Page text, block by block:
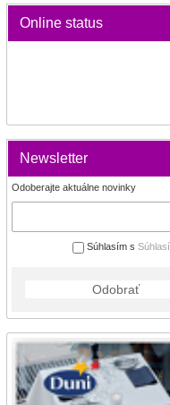
Online status
Newsletter
Odoberajte aktuálne novinky
Súhlasím s
Odobrať